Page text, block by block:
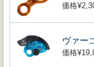
価格
ヴァー
価格